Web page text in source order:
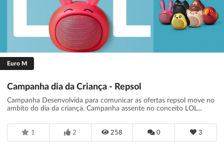
Euro M
Campanha dia da Criança - Repsol
Campanha Desenvolvida para comunicar as ofertas repsol move no
ambito do dia da criança. Campanha assente no conceito LOL...
1 2 258 0 3